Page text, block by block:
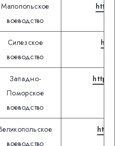
Малопольское
воеводство
Силезское
воеводство
Западно-
Поморское
воеводство
воеводство